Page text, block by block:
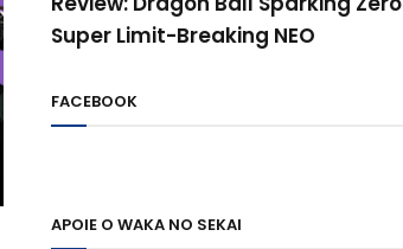
Super Limit-Breaking NEO
FACEBOOK
APOIE O WAKA NO SEKAI